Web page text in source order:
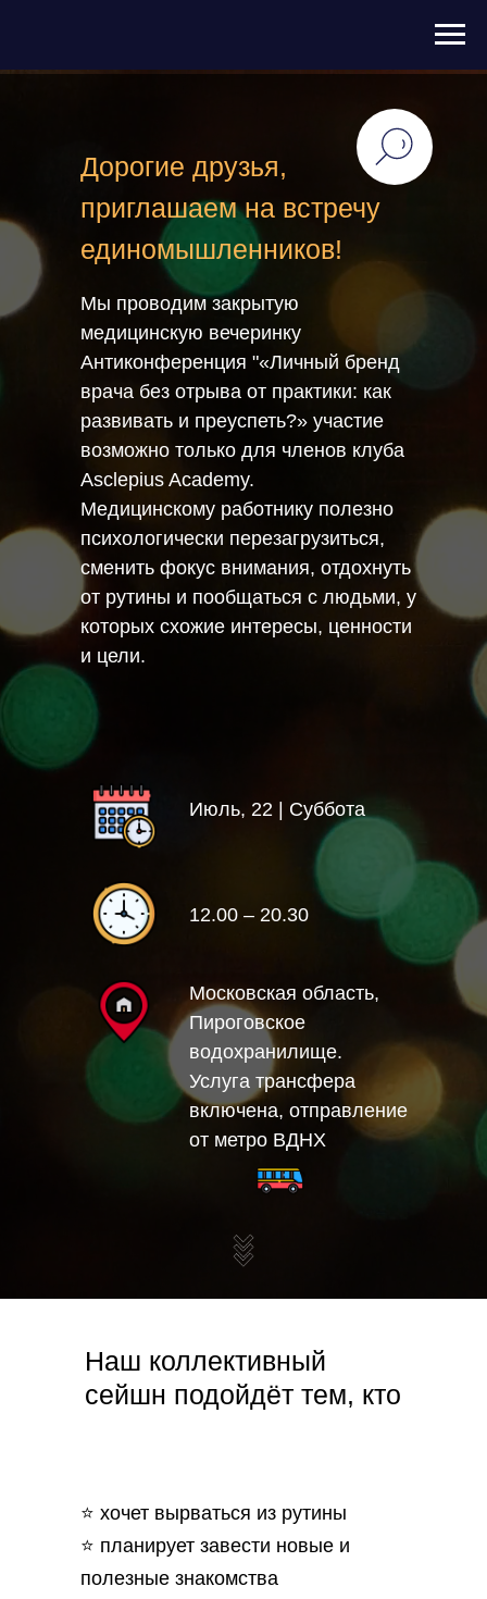
Мы проводим закрытую
медицинскую вечеринку
Антиконференция "«Личный бренд
врача без отрыва от практики: как
развивать и преуспеть?» участие
возможно только для членов клуба
Asclepius Academy.
Медицинскому работнику полезно
психологически перезагрузиться,
сменить фокус внимания, отдохнуть
от рутины и пообщаться с людьми, у
которых схожие интересы, ценности
и цели.
Июль, 22 | Суббота
12.00 – 20.30
Московская область,
Пироговское
водохранилище.
Услуга трансфера
включена, отправление
от метро ВДНХ
Дорогие друзья,
приглашаем на встречу
единомышленников!
Наш коллективный
сейшн подойдёт тем, кто
⭐ хочет вырваться из рутины
⭐ планирует завести новые и
полезные знакомства